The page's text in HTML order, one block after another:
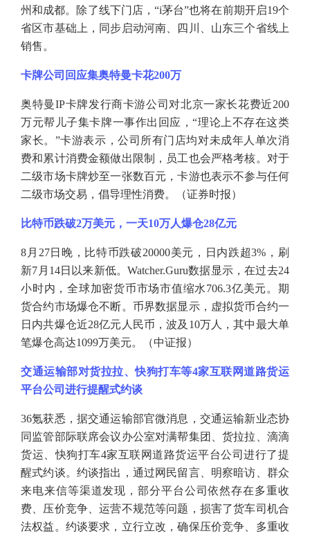
州和成都。除了线下门店，“i茅台”也将在前期开启19个
省区市基础上，同步启动河南、四川、山东三个省线上
销售。
卡牌公司回应集奥特曼卡花200万
奥特曼IP卡牌发行商卡游公司对北京一家长花费近200
万元帮儿子集卡牌一事作出回应，“理论上不存在这类
家长。”卡游表示，公司所有门店均对未成年人单次消
费和累计消费金额做出限制，员工也会严格考核。对于
二级市场卡牌炒至一张数百元，卡游也表示不参与任何
二级市场交易，倡导理性消费。（证券时报）
比特币跌破2万美元，一天10万人爆仓28亿元
8月27日晚，比特币跌破20000美元，日内跌超3%，刷
新7月14日以来新低。Watcher.Guru数据显示，在过去24
小时内，全球加密货币市场市值缩水706.3亿美元。期
货合约市场爆仓不断。币界数据显示，虚拟货币合约一
日内共爆仓近28亿元人民币，波及10万人，其中最大单
笔爆仓高达1099万美元。（中证报）
交通运输部对货拉拉、快狗打车等4家互联网道路货运
平台公司进行提醒式约谈
36氪获悉，据交通运输部官微消息，交通运输新业态协
同监管部际联席会议办公室对满帮集团、货拉拉、滴滴
货运、快狗打车4家互联网道路货运平台公司进行了提
醒式约谈。约谈指出，通过网民留言、明察暗访、群众
来电来信等渠道发现，部分平台公司依然存在多重收
费、压价竞争、运营不规范等问题，损害了货车司机合
法权益。约谈要求，立行立改，确保压价竞争、多重收